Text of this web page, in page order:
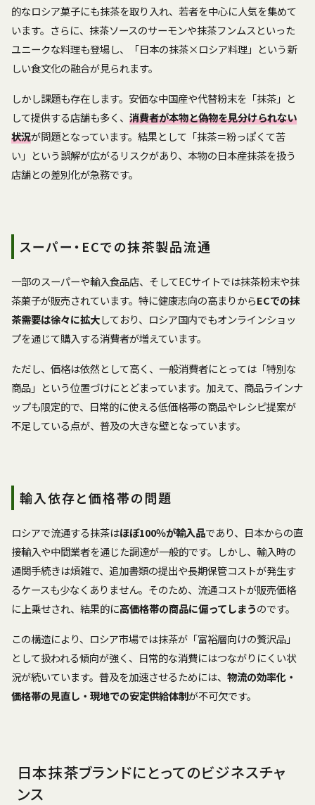
的なロシア菓子にも抹茶を取り入れ、若者を中心に人気を集めて
います。さらに、抹茶ソースのサーモンや抹茶フンムスといった
ユニークな料理も登場し、「日本の抹茶×ロシア料理」という新
しい食文化の融合が見られます。
しかし課題も存在します。安価な中国産や代替粉末を「抹茶」と
して提供する店舗も多く、 消費者が本物と偽物を見分けられない
状況が問題となっています。結果として「抹茶＝粉っぽくて苦
い」という誤解が広がるリスクがあり、本物の日本産抹茶を扱う
店舗との差別化が急務です。
スーパー・ECでの抹茶製品流通
一部のスーパーや輸入食品店、そしてECサイトでは抹茶粉末や抹
茶菓子が販売されています。特に健康志向の高まりからECでの抹
茶需要は徐々に拡大しており、ロシア国内でもオンラインショッ
プを通じて購入する消費者が増えています。
ただし、価格は依然として高く、一般消費者にとっては「特別な
商品」という位置づけにとどまっています。加えて、商品ラインナ
ップも限定的で、日常的に使える低価格帯の商品やレシピ提案が
不足している点が、普及の大きな壁となっています。
輸入依存と価格帯の問題
ロシアで流通する抹茶はほぼ100％が輸入品であり、日本からの直
接輸入や中間業者を通じた調達が一般的です。しかし、輸入時の
通関手続きは煩雑で、追加書類の提出や長期保管コストが発生す
るケースも少なくありません。そのため、流通コストが販売価格
に上乗せされ、結果的に高価格帯の商品に偏ってしまうのです。
この構造により、ロシア市場では抹茶が「富裕層向けの贅沢品」
として扱われる傾向が強く、日常的な消費にはつながりにくい状
況が続いています。普及を加速させるためには、 物流の効率化・
価格帯の見直し・現地での安定供給体制が不可欠です。
日本抹茶ブランドにとってのビジネスチャ
ンス